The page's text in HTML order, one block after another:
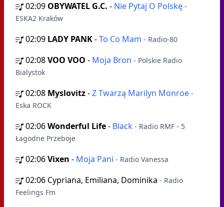
02:09 OBYWATEL G.C. - Nie Pytaj O Polskę -
ESKA2 Kraków
02:09 LADY PANK-To Co Mam - Radio-80
02:08VOO VOO - Moja Bron - Polskie Radio
Bialystok
02:08 Myslovitz-Z Twarzą Marilyn Monroe -
Eska ROCK
02:06Wonderful Life- Black - Radio RMF - 5
Łagodne Przeboje
02:06Vixen - Moja Pani - Radio Vanessa
02:06 Cypriana, Emiliana, Dominika - Radio
Feelings Fm